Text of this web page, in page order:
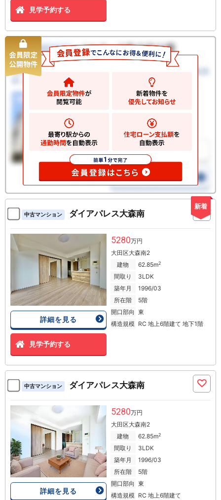
見学予約する
新着
中古マンション ダイアパレス大森南
詳細を見る
見学予約する
5280万円
大田区大森南2
建物
62.85m2
間取り
3LDK
築年月
1996/03
所在階
5階
開口部向 東
構造規模 RC 地上6階建て 地下1階
中古マンション ダイアパレス大森南
詳細を見る
5280万円
大田区大森南2
建物
62.85m2
間取り
3LDK
築年月
1996/03
所在階
5階
開口部向 東
構造規模 RC 地上6階建て